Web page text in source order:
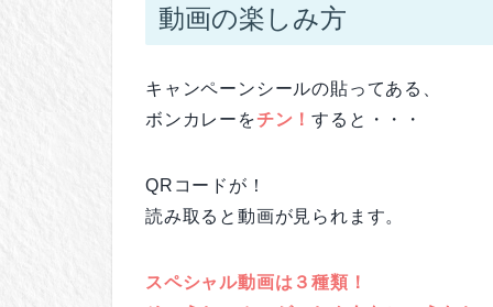
動画の楽しみ方
キャンペーンシールの貼ってある、
ボンカレーをチン！すると・・・
QRコードが！
読み取ると動画が見られます。
スペシャル動画は３種類！